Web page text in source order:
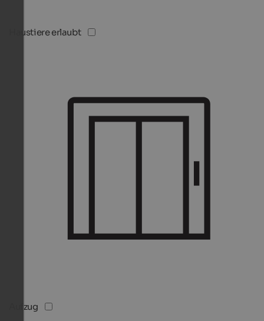
Haustiere erlaubt
Aufzug